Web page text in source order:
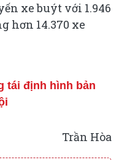
xe buýt với 1.946
hơn 14.370 xe
tái định hình bản
Trần Hòa